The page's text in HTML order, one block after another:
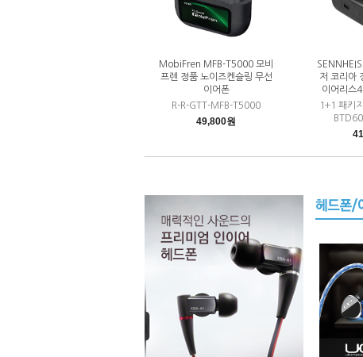
MobiFren MFB-T5000 모비
프렌 정품 노이즈켄슬링 무선
이어폰
R-R-GTT-MFB-T5000
49,800원
저 코리아
이어리스
1+1 패키